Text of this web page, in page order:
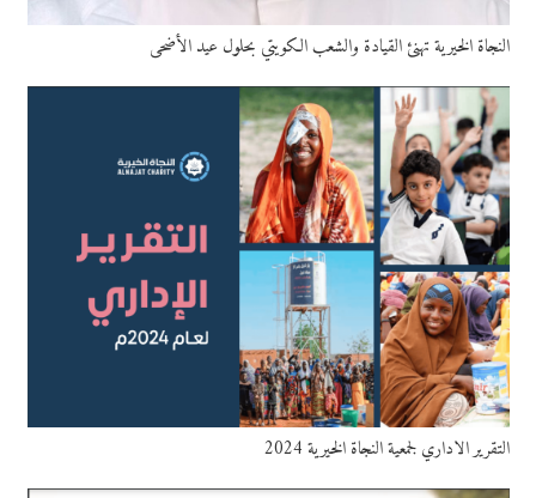
النجاة الخيرية تهنئ القيادة والشعب الكويتي بحلول عيد الأضحى
التقرير الاداري لجمعية النجاة الخيرية 2024